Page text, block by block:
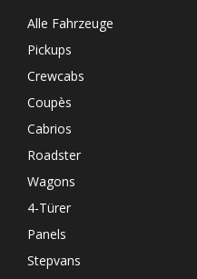
Alle Fahrzeuge
Pickups
Crewcabs
Coupès
Cabrios
Roadster
Wagons
4-Türer
Panels
Stepvans